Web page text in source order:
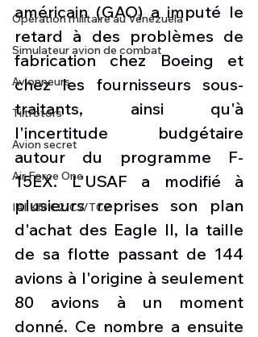
Opération militaire au Vénézuela
Simulateur avion de combat
Avionneurs
Tiltrotors
Avion secret
Air Force One
IAI Kfir C2/C7/TC2
américain (GAO) a imputé le
retard à des problèmes de
fabrication chez Boeing et
chez les fournisseurs sous-
traitants, ainsi qu'à
l'incertitude budgétaire
autour du programme F-
15EX. L'USAF a modifié à
plusieurs reprises son plan
d'achat des Eagle II, la taille
de sa flotte passant de 144
avions à l'origine à seulement
80 avions à un moment
donné. Ce nombre a ensuite